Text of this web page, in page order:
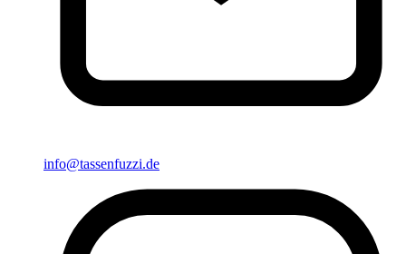
info@tassenfuzzi.de